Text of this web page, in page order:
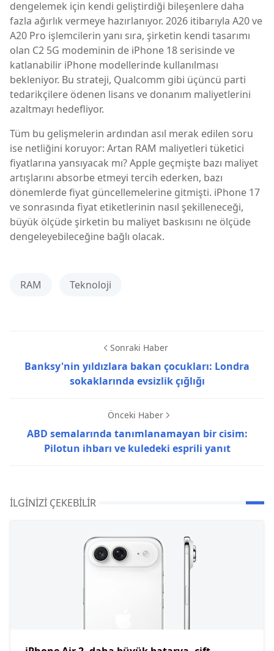
dengelemek için kendi geliştirdiği bileşenlere daha
fazla ağırlık vermeye hazırlanıyor. 2026 itibarıyla A20 ve
A20 Pro işlemcilerin yanı sıra, şirketin kendi tasarımı
olan C2 5G modeminin de iPhone 18 serisinde ve
katlanabilir iPhone modellerinde kullanılması
bekleniyor. Bu strateji, Qualcomm gibi üçüncü parti
tedarikçilere ödenen lisans ve donanım maliyetlerini
azaltmayı hedefliyor.
Tüm bu gelişmelerin ardından asıl merak edilen soru
ise netliğini koruyor: Artan RAM maliyetleri tüketici
fiyatlarına yansıyacak mı? Apple geçmişte bazı maliyet
artışlarını absorbe etmeyi tercih ederken, bazı
dönemlerde fiyat güncellemelerine gitmişti. iPhone 17
ve sonrasında fiyat etiketlerinin nasıl şekilleneceği,
büyük ölçüde şirketin bu maliyet baskısını ne ölçüde
dengeleyebileceğine bağlı olacak.
RAM Teknoloji
Sonraki Haber
Banksy'nin yıldızlara bakan çocukları: Londra
sokaklarında evsizlik çığlığı
Önceki Haber
ABD semalarında tanımlanamayan bir cisim:
Pilotun ihbarı ve kuledeki esprili yanıt
İLGINIZI ÇEKEBILIR